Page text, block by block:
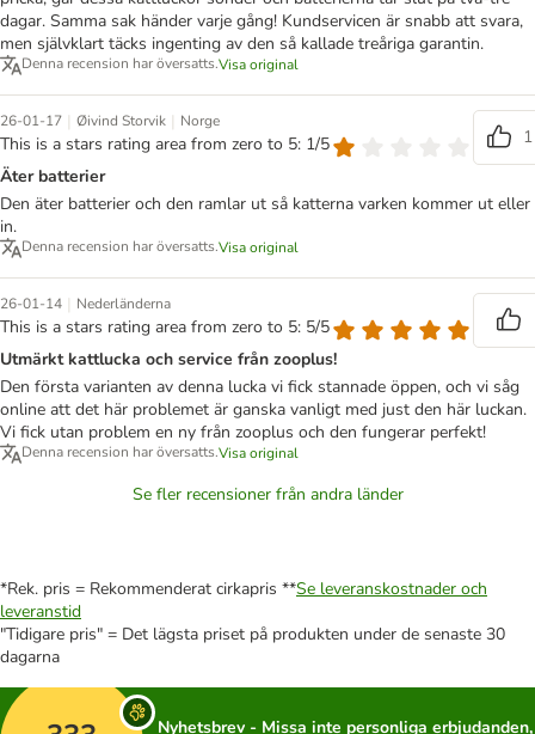
dagar. Samma sak händer varje gång! Kundservicen är snabb att svara,
men självklart täcks ingenting av den så kallade treåriga garantin.
Denna recension har översatts.Visa original
26-01-17 | Øivind Storvik | Norge
This is a stars rating area from zero to 5: 1/5
1
Äter batterier
Den äter batterier och den ramlar ut så katterna varken kommer ut eller
in.
Denna recension har översatts.Visa original
26-01-14 | Nederländerna
This is a stars rating area from zero to 5: 5/5
Utmärkt kattlucka och service från zooplus!
Den första varianten av denna lucka vi fick stannade öppen, och vi såg
online att det här problemet är ganska vanligt med just den här luckan.
Vi fick utan problem en ny från zooplus och den fungerar perfekt!
Denna recension har översatts.Visa original
Se fler recensioner från andra länder
*Rek. pris = Rekommenderat cirkapris **Se leveranskostnader och
leveranstid
"Tidigare pris" = Det lägsta priset på produkten under de senaste 30
dagarna
Nyhetsbrev - Missa inte personliga erbjudanden,